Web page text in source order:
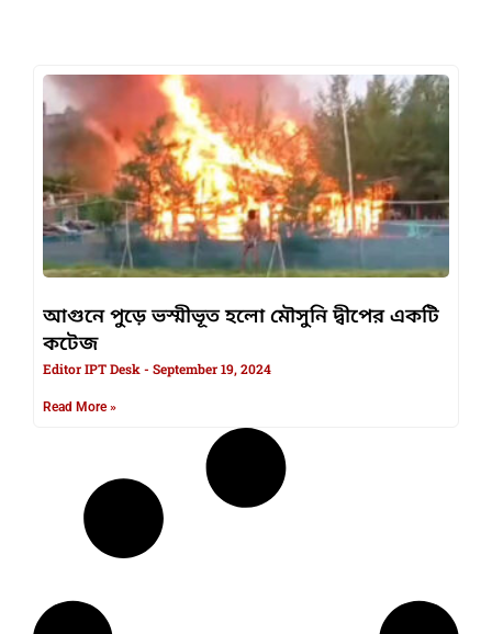
আগুনে পুড়ে ভস্মীভূত হলো মৌসুনি দ্বীপের একটি
কটেজ
Editor IPT Desk September 19, 2024
Read More »